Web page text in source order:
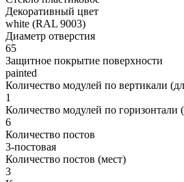
Декоративный цвет
white (RAL 9003)
Диаметр отверстия
65
Защитное покрытие поверхности
painted
Количество модулей по вертикали
1
Количество модулей по горизонтали
6
Количество постов
3-постовая
Количество постов (мест)
3